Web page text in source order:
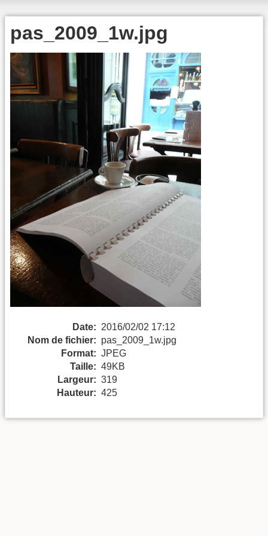
pas_2009_1w.jpg
Date: 2016/02/02 17:12
Nom de fichier: pas_2009_1w.jpg
Format: JPEG
Taille: 49KB
Largeur: 319
Hauteur: 425